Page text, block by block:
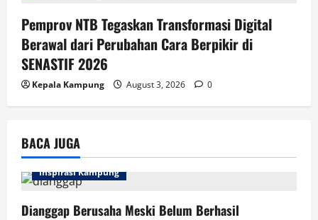
Pemprov NTB Tegaskan Transformasi Digital
Berawal dari Perubahan Cara Berpikir di
SENASTIF 2026
Kepala Kampung August 3, 2026 0
BACA JUGA
Inspirasi Kampung
Dianggap Berusaha Meski Belum Berhasil